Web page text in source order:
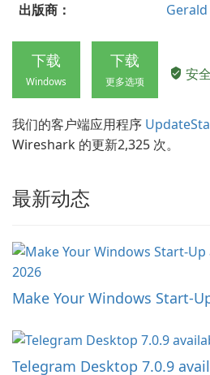
出版商：
下载
Windows
下载
更多选项 安
我们的客户端应用程序
Wireshark 的更新2,325 次。
最新动态
Make Your Windows Start-
Telegram Desktop 7.0.9